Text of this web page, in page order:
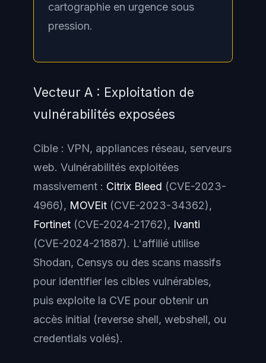
cartographie en urgence sous
pression.
Vecteur A : Exploitation de
vulnérabilités exposées
Cible : VPN, appliances réseau, serveurs
web. Vulnérabilités exploitées
massivement : Citrix Bleed (CVE-2023-
4966), MOVEit (CVE-2023-34362),
Fortinet (CVE-2024-21762), Ivanti
(CVE-2024-21887). L'affilié utilise
Shodan, Censys ou des scans massifs
pour identifier les cibles vulnérables,
puis exploite la CVE pour obtenir un
accès initial (reverse shell, webshell, ou
credentials volés).